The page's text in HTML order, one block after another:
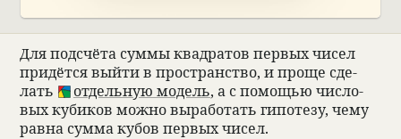
Для под­счёта суммы квад­ра­тов пер­вых чисел
при­дётся выйти в про­стран­ство, и проще сде­
лать
отдель­ную модель, а с помощью чис­ло­
вых куби­ков можно выра­бо­тать гипо­тезу, чему
равна сумма кубов пер­вых чисел.